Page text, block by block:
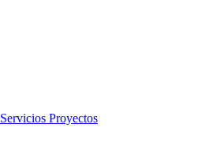
Servicios Proyectos